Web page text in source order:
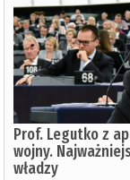
Prof. Legutko z
wojny.
władzy